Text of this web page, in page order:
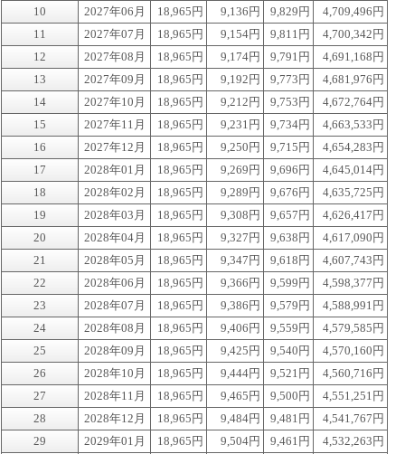
10
2027年06月 18,965円 9,136円 9,829円
4,709,496円
11
2027年07月 18,965円 9,154円 9,811円
4,700,342円
12
2027年08月 18,965円 9,174円 9,791円
4,691,168円
13
2027年09月 18,965円 9,192円 9,773円
4,681,976円
14
2027年10月 18,965円 9,212円 9,753円
4,672,764円
15
2027年11月 18,965円 9,231円 9,734円
4,663,533円
16
2027年12月 18,965円 9,250円 9,715円
4,654,283円
17
2028年01月 18,965円 9,269円 9,696円
4,645,014円
18
2028年02月 18,965円 9,289円 9,676円
4,635,725円
19
2028年03月 18,965円 9,308円 9,657円
4,626,417円
20
2028年04月 18,965円 9,327円 9,638円
4,617,090円
21
2028年05月 18,965円 9,347円 9,618円
4,607,743円
22
2028年06月 18,965円 9,366円 9,599円
4,598,377円
23
2028年07月 18,965円 9,386円 9,579円
4,588,991円
24
2028年08月 18,965円 9,406円 9,559円
4,579,585円
25
2028年09月 18,965円 9,425円 9,540円
4,570,160円
26
2028年10月 18,965円 9,444円 9,521円
4,560,716円
27
2028年11月 18,965円 9,465円 9,500円
4,551,251円
28
2028年12月 18,965円 9,484円 9,481円
4,541,767円
29
2029年01月 18,965円 9,504円 9,461円
4,532,263円